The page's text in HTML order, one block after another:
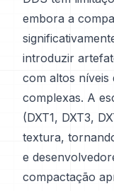
embora a
introduzir
com altos níveis
complexas. A
(DXT1, DXT3,
textura,
e
compactação